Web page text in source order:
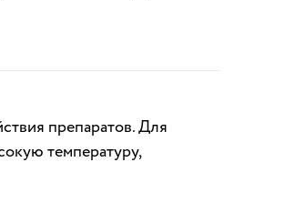
препаратов. Для
температуру,